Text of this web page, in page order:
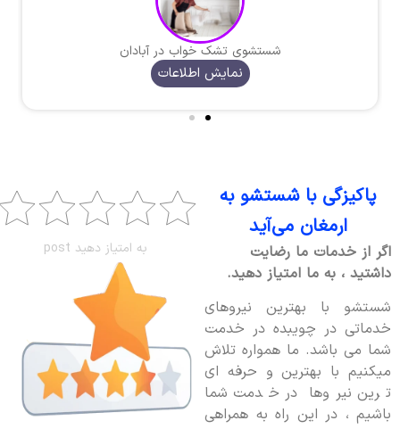
شستشوی تشک خواب در آبادان
نمایش اطلاعات
پاکیزگی با شستشو به
ارمغان می‌آید
اگر از خدمات ما رضایت
داشتید ، به ما امتیاز دهید.
شستشو با بهترین نیروهای
خدماتی در چویبده در خدمت
شما می باشد. ما همواره تلاش
میکنیم با بهترین و حرفه ای
ترین نیروها در خدمت شما
باشیم ، در این راه به همراهی
به امتیاز دهید post